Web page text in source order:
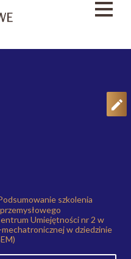
szkolenia
Umiejętności nr 2 w
w dziedzinie